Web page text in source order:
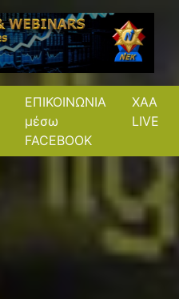
ΕΠΙΚΟΙΝΩΝΙΑ
μέσω
FACEBOOK
XAA
LIVE